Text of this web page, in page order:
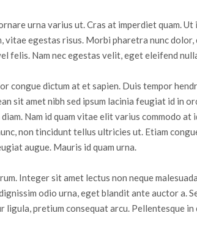
urna varius ut. Cras at imperdiet quam. Ut
vitae egestas risus. Morbi pharetra nunc dolor,
felis. Nam nec egestas velit, eget eleifend
congue dictum at et sapien. Duis tempor
sit amet nibh sed ipsum lacinia feugiat id in
Nam id quam vitae elit varius commodo at
non tincidunt tellus ultricies ut. Etiam
augue. Mauris id quam urna.
Integer sit amet lectus non neque
odio urna, eget blandit ante auctor a.
pretium consequat arcu. Pellentesque in